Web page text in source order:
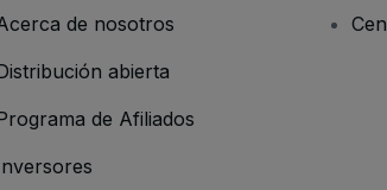
de nosotros
abierta
de Afiliados